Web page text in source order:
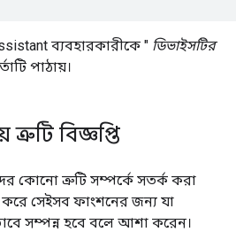
ব্যবহারকারীকে " ডিভাইসটির
পাঠায়।
বিজ্ঞপ্তি
কোনো ত্রুটি সম্পর্কে সতর্ক করা
সেইসব ফাংশনের জন্য যা
সম্পন্ন হবে বলে আশা করেন।